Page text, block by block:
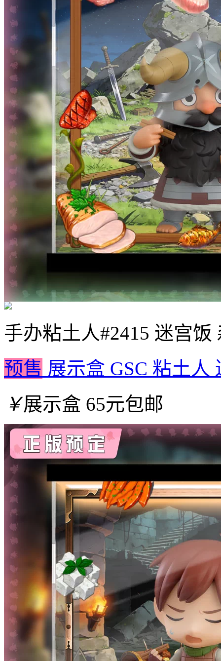
手办粘土人#2415 迷宫饭
预售 展示盒 GSC 粘土人
￥展示盒 65元包邮